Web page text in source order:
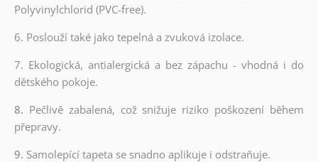
Polyvinylchlorid (PVC-free).
6. Poslouží také jako tepelná a zvuková izolace.
7. Ekologická, antialergická a bez zápachu - vhodná i do
dětského pokoje.
8. Pečlivě zabalená, což snižuje riziko poškození během
přepravy.
9. Samolepící tapeta se snadno aplikuje i odstraňuje.